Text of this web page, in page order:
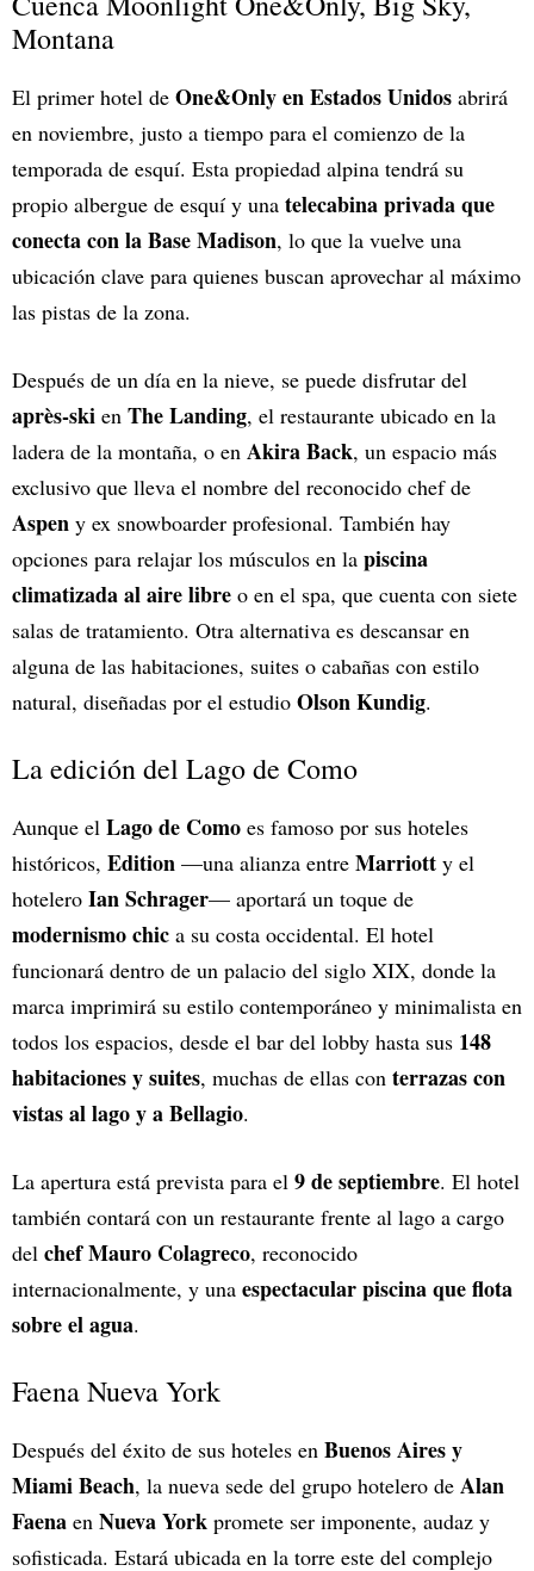
Montana
El primer hotel de One&Only en Estados Unidos abrirá
en noviembre, justo a tiempo para el comienzo de la
temporada de esquí. Esta propiedad alpina tendrá su
propio albergue de esquí y una telecabina privada que
conecta con la Base Madison, lo que la vuelve una
ubicación clave para quienes buscan aprovechar al máximo
las pistas de la zona.
Después de un día en la nieve, se puede disfrutar del
après-ski en The Landing, el restaurante ubicado en la
ladera de la montaña, o en Akira Back, un espacio más
exclusivo que lleva el nombre del reconocido chef de
Aspen y ex snowboarder profesional. También hay
opciones para relajar los músculos en la piscina
climatizada al aire libre o en el spa, que cuenta con siete
salas de tratamiento. Otra alternativa es descansar en
alguna de las habitaciones, suites o cabañas con estilo
natural, diseñadas por el estudio Olson Kundig.
La edición del Lago de Como
Aunque el Lago de Como es famoso por sus hoteles
históricos, Edition —una alianza entre Marriott y el
hotelero Ian Schrager— aportará un toque de
modernismo chic a su costa occidental. El hotel
funcionará dentro de un palacio del siglo XIX, donde la
marca imprimirá su estilo contemporáneo y minimalista en
todos los espacios, desde el bar del lobby hasta sus 148
habitaciones y suites, muchas de ellas con terrazas con
vistas al lago y a Bellagio.
La apertura está prevista para el 9 de septiembre. El hotel
también contará con un restaurante frente al lago a cargo
del chef Mauro Colagreco, reconocido
internacionalmente, y una espectacular piscina que flota
sobre el agua.
Faena Nueva York
Después del éxito de sus hoteles en Buenos Aires y
Miami Beach, la nueva sede del grupo hotelero de Alan
Faena en Nueva York promete ser imponente, audaz y
sofisticada. Estará ubicada en la torre este del complejo